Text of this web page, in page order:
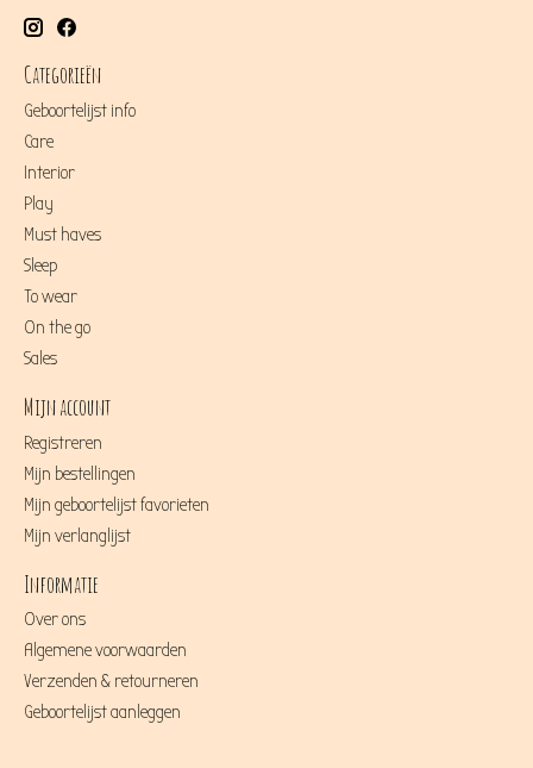
Categorieën
Geboortelijst info
Care
Interior
Play
Must haves
Sleep
To wear
On the go
Sales
Mijn account
Registreren
Mijn bestellingen
Mijn geboortelijst favorieten
Mijn verlanglijst
Informatie
Over ons
Algemene voorwaarden
Verzenden & retourneren
Geboortelijst aanleggen